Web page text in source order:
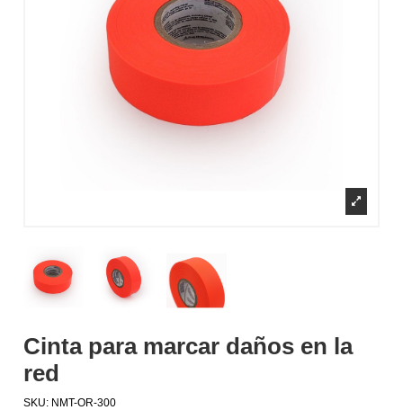
Cinta para marcar daños en la
red
SKU: NMT-OR-300